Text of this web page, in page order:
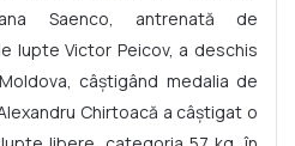
Saenco, antrenată de
lupte Victor Peicov, a deschis
câștigând medalia de
Chirtoacă a câștigat o